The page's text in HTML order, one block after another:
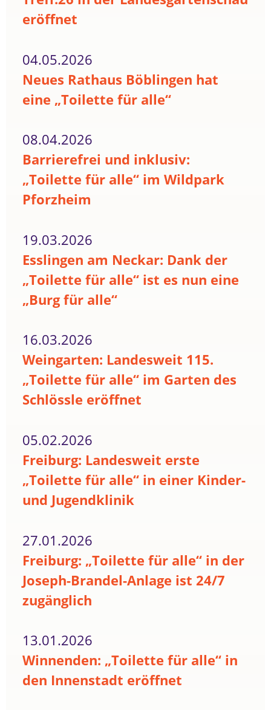
eröffnet
04.05.2026
Neues Rathaus Böblingen hat
eine „Toilette für alle“
08.04.2026
Barrierefrei und inklusiv:
„Toilette für alle“ im Wildpark
Pforzheim
19.03.2026
Esslingen am Neckar: Dank der
„Toilette für alle“ ist es nun eine
„Burg für alle“
16.03.2026
Weingarten: Landesweit 115.
„Toilette für alle“ im Garten des
Schlössle eröffnet
05.02.2026
Freiburg: Landesweit erste
„Toilette für alle“ in einer Kinder-
und Jugendklinik
27.01.2026
Freiburg: „Toilette für alle“ in der
Joseph-Brandel-Anlage ist 24/7
zugänglich
13.01.2026
Winnenden: „Toilette für alle“ in
den Innenstadt eröffnet